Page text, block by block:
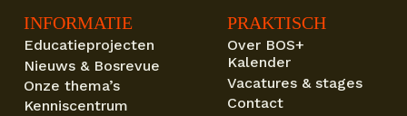
INFORMATIE
Educatieprojecten
Nieuws & Bosrevue
Onze thema’s
Kenniscentrum
PRAKTISCH
Over BOS+
Kalender
Vacatures & stages
Contact